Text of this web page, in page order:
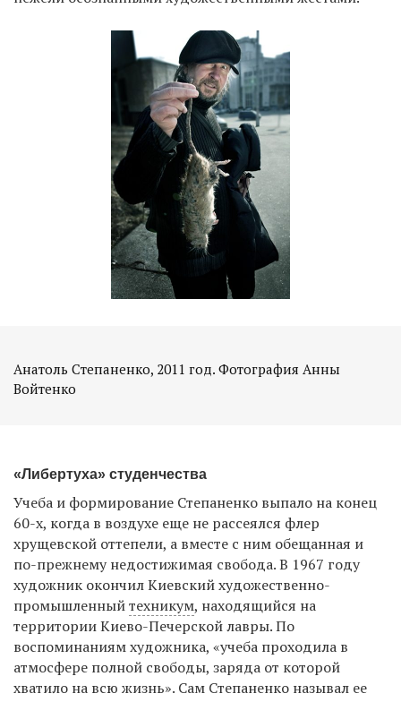
Анатоль Степаненко, 2011 год. Фотография Анны
Войтенко
«Либертуха» студенчества
Учеба и формирование Степаненко выпало на конец
60-х, когда в воздухе еще не рассеялся флер
хрущевской оттепели, а вместе с ним обещанная и
по-прежнему недостижимая свобода. В 1967 году
художник окончил Киевский художественно-
промышленныйтехникум, находящийся на
территории Киево-Печерской лавры. По
воспоминаниям художника, «учеба проходила в
атмосфере полной свободы, заряда от которой
хватило на всю жизнь». Сам Степаненко называл ее